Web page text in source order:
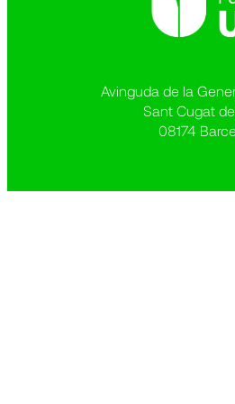
Avinguda de la
Sant Cugat
08174